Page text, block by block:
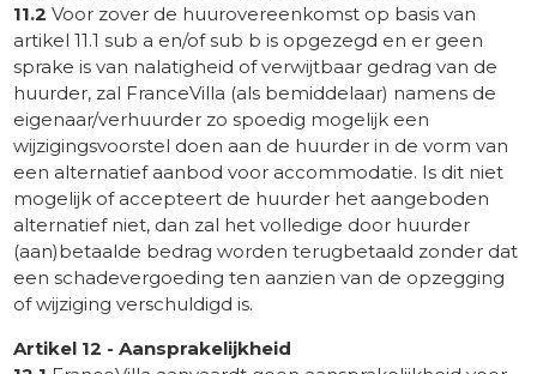
11.2 Voor zover de huurovereenkomst op basis van
artikel 11.1 sub a en/of sub b is opgezegd en er geen
sprake is van nalatigheid of verwijtbaar gedrag van de
huurder, zal FranceVilla (als bemiddelaar) namens de
eigenaar/verhuurder zo spoedig mogelijk een
wijzigingsvoorstel doen aan de huurder in de vorm van
een alternatief aanbod voor accommodatie. Is dit niet
mogelijk of accepteert de huurder het aangeboden
alternatief niet, dan zal het volledige door huurder
(aan)betaalde bedrag worden terugbetaald zonder dat
een schadevergoeding ten aanzien van de opzegging
of wijziging verschuldigd is.
Artikel 12 - Aansprakelijkheid